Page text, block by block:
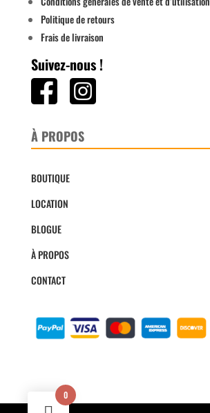
Politique de retours
Frais de livraison
Suivez-nous !
À PROPOS
BOUTIQUE
LOCATION
BLOGUE
À PROPOS
CONTACT
0